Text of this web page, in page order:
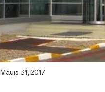
Mayıs 31, 2017